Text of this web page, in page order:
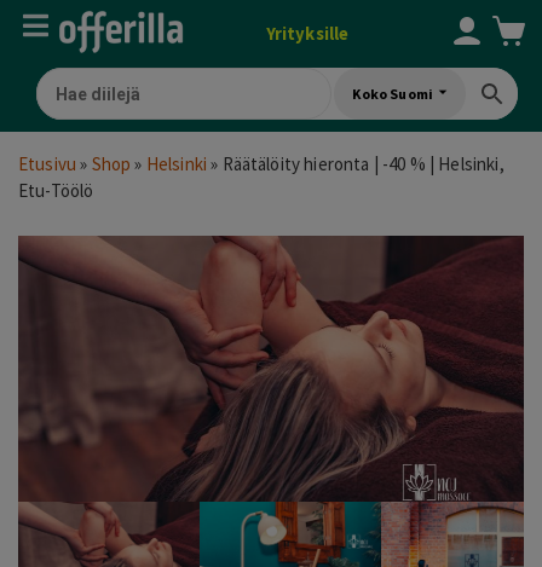
Yrityksille
Koko Suomi
Etusivu » Shop » Helsinki » Räätälöity hieronta | -40 % | Helsinki,
Etu-Töölö